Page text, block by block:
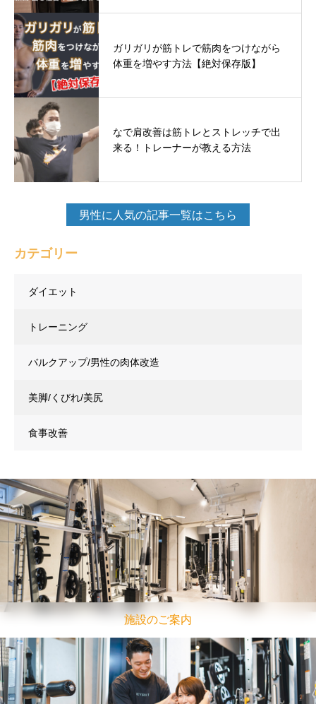
ガリガリが筋トレで筋肉をつけながら
体重を増やす方法【絶対保存版】
なで肩改善は筋トレとストレッチで出
来る！トレーナーが教える方法
男性に人気の記事一覧はこちら
カテゴリー
ダイエット
トレーニング
バルクアップ/男性の肉体改造
美脚/くびれ/美尻
食事改善
施設のご案内